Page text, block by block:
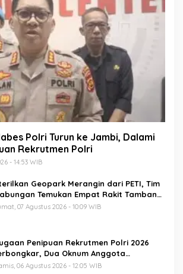
Polri Turun ke Jambi, Dalami
Rekrutmen Polri
- 14:53 WIB
Geopark Merangin dari PETI, Tim
Temukan Empat Rakit Tambang
07 Agustus 2026 - 10:09 WIB
Penipuan Rekrutmen Polri 2026
Dua Oknum Anggota
Propam Polda Jambi
06 Agustus 2026 - 12:05 WIB